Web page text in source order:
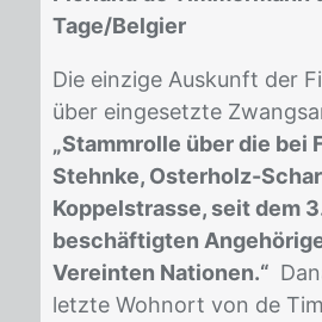
Tage/Belgier
Die ein­zi­ge Aus­kunft der
über ein­ge­setz­te
„Stammrolle über die bei
Stehnke, Osterholz-
Koppelstrasse, seit dem
beschäftigten
Vereinten Nationen.“
letz­te Wohn­ort von de